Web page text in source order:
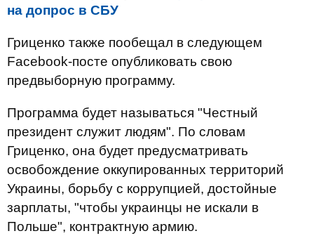
на допрос в СБУ
Гриценко также пообещал в следующем
Facebook-посте опубликовать свою
предвыборную программу.
Программа будет называться "Честный
президент служит людям". По словам
Гриценко, она будет предусматривать
освобождение оккупированных территорий
Украины, борьбу с коррупцией, достойные
зарплаты, "чтобы украинцы не искали в
Польше", контрактную армию.